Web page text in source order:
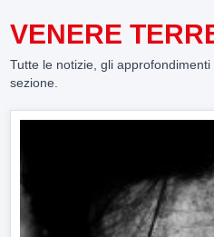
VENERE
Tutte le notizie, gli
sezione.